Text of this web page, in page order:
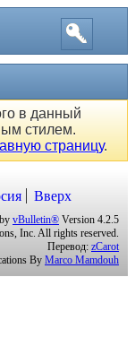
в данный
стилем.
страницу.
Вверх
vBulletin® Version 4.2.5
Inc. All rights reserved.
Перевод: zCarot
By Marco Mamdouh